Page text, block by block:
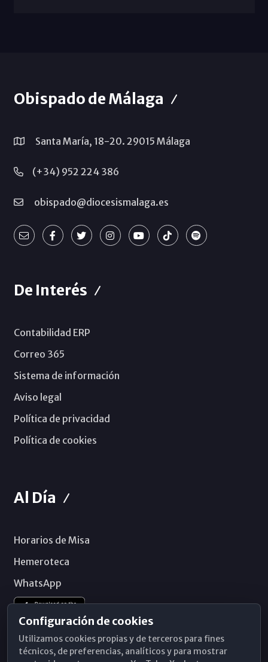
Obispado de Málaga
Santa María, 18-20. 29015 Málaga
(+34) 952 224 386
obispado@diocesismalaga.es
De Interés
Contabilidad ERP
Correo 365
Sistema de información
Aviso legal
Política de privacidad
Política de cookies
Al Día
Horarios de Misa
Hemeroteca
WhatsApp
Configuración de cookies
Utilizamos cookies propias y de terceros para fines
técnicos, de preferencias, analíticos y para mostrar